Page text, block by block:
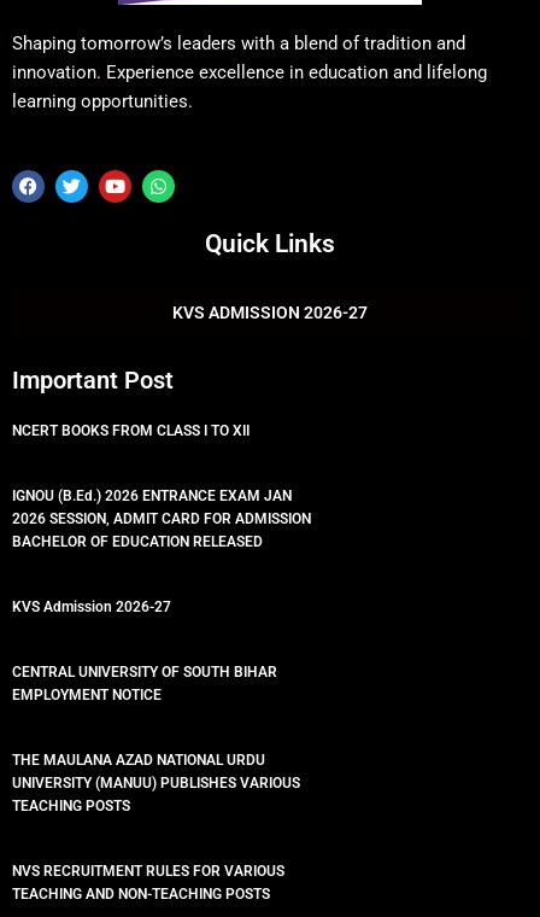
Shaping tomorrow’s leaders with a blend of tradition and
innovation. Experience excellence in education and lifelong
learning opportunities.
F
a
T
w
Y
o
W
h
Quick Links
KVS ADMISSION 2026-27
Important Post
NCERT BOOKS FROM CLASS I TO XII
IGNOU (B.Ed.) 2026 ENTRANCE EXAM JAN
2026 SESSION, ADMIT CARD FOR ADMISSION
BACHELOR OF EDUCATION RELEASED
KVS Admission 2026-27
CENTRAL UNIVERSITY OF SOUTH BIHAR
EMPLOYMENT NOTICE
THE MAULANA AZAD NATIONAL URDU
UNIVERSITY (MANUU) PUBLISHES VARIOUS
TEACHING POSTS
NVS RECRUITMENT RULES FOR VARIOUS
TEACHING AND NON-TEACHING POSTS